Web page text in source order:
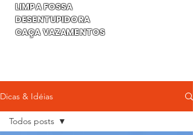
LIMPA FOSSA
DESENTUPIDORA
CAÇA VAZAMENTOS
Dicas & Idéias
Todos posts